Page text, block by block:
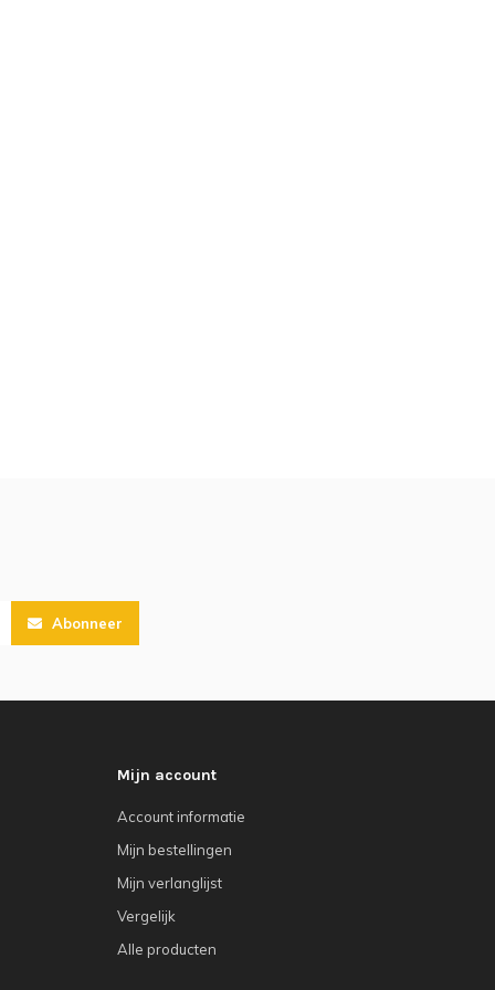
Abonneer
Mijn account
Account informatie
Mijn bestellingen
Mijn verlanglijst
Vergelijk
Alle producten